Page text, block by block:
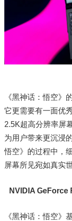
《黑神话：悟空》
它更需要有一面优
2.5K超高分辨率屏
为用户带来更沉浸
悟空》的过程中，
屏幕所见宛如真实
NVIDIA GeForce
《黑神话：悟空》